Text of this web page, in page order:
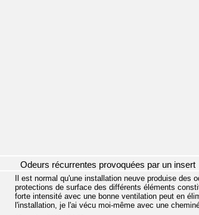
Odeurs récurrentes provoquées par un insert
Il est normal qu'une installation neuve produise
protections de surface des différents éléments
forte intensité avec une bonne ventilation peut en
l'installation, je l'ai vécu moi-même avec une